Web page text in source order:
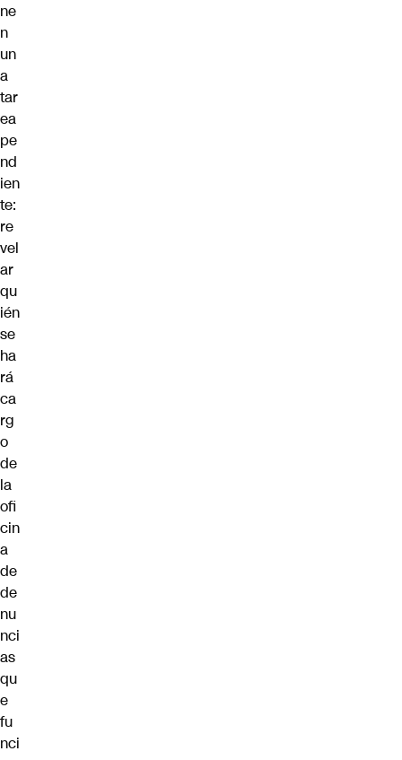
ne
n
un
a
tar
ea
pe
nd
ien
te:
re
vel
ar
qu
ién
se
ha
rá
ca
rg
o
de
la
ofi
cin
a
de
de
nu
nci
as
qu
e
fu
nci